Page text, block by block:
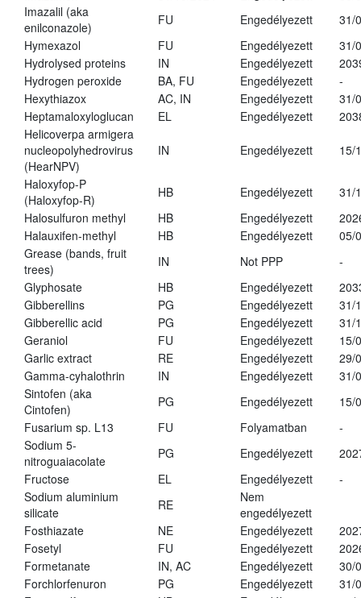
Imazalil (aka
enilconazole)
FU Engedélyezett
31/
Hymexazol
FU Engedélyezett
31/
Hydrolysed proteins
IN Engedélyezett
Hydrogen peroxide
BA, FU Engedélyezett
-
Hexythiazox
AC, IN Engedélyezett
31/
Heptamaloxyloglucan
EL Engedélyezett
Helicoverpa armigera
nucleopolyhedrovirus
(HearNPV)
IN Engedélyezett 15/
Haloxyfop-P
(Haloxyfop-R)
HB Engedélyezett
31/
Halosulfuron methyl
HB Engedélyezett
Halauxifen-methyl
HB Engedélyezett
05/
Grease (bands, fruit
trees)
IN Not PPP
-
Glyphosate
HB Engedélyezett
Gibberellins
PG Engedélyezett
31/
Gibberellic acid
PG Engedélyezett
31/
Geraniol
FU Engedélyezett
15/
Garlic extract
RE Engedélyezett
29/
Gamma-cyhalothrin
IN Engedélyezett
31/
Sintofen (aka
Cintofen)
PG Engedélyezett
15/
Fusarium sp. L13
FU Folyamatban
-
Sodium 5-
nitroguaiacolate
PG Engedélyezett
Fructose
EL Engedélyezett
-
Sodium aluminium
silicate
RE
Nem
engedélyezett
Fosthiazate
NE Engedélyezett
Fosetyl
FU Engedélyezett
Formetanate
IN, AC Engedélyezett
30/
Forchlorfenuron
PG Engedélyezett
31/